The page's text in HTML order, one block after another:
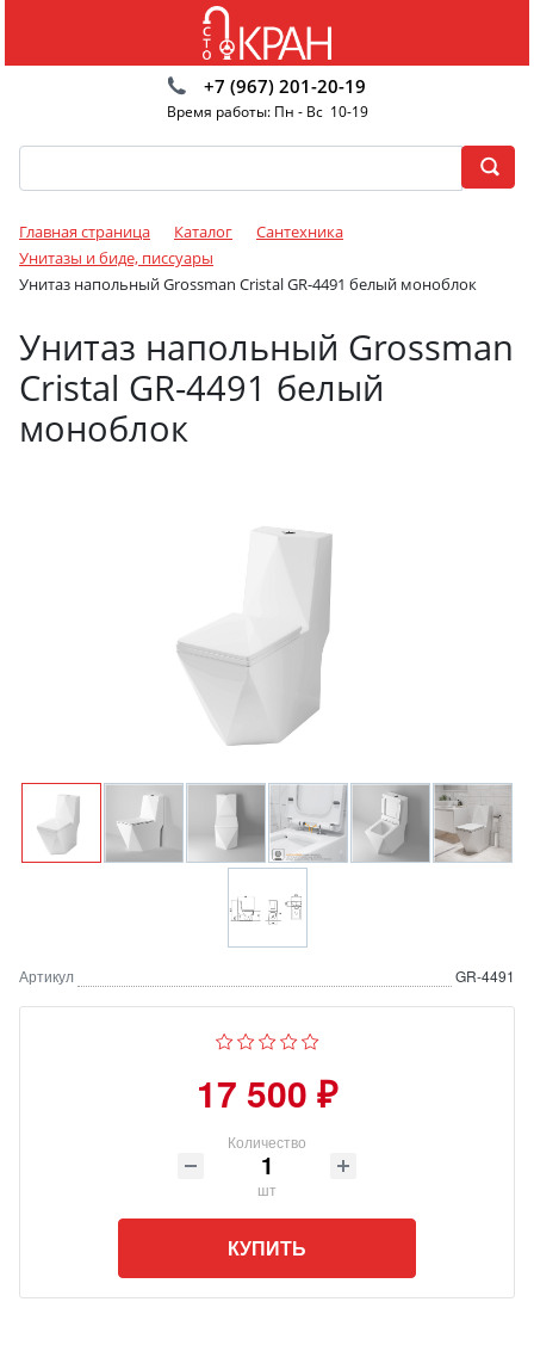
+7 (967) 201-20-19
Время работы: Пн - Вс 10-19
Главная страница Каталог
Сантехника
Унитазы и биде, писсуары
Унитаз напольный Grossman Cristal GR-4491 белый моноблок
Унитаз напольный Grossman
Cristal GR-4491 белый
моноблок
Артикул GR-4491
17 500 ₽
Количество
шт
КУПИТЬ